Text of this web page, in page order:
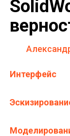
Интерфейс